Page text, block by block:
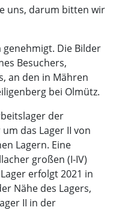
uns, darum bitten wir
Die Bilder
Besuchers,
an den in Mähren
bei Olmütz.
der
das Lager II von
Lagern. Eine
großen (I-IV)
erfolgt 2021 in
Nähe des Lagers,
II in der